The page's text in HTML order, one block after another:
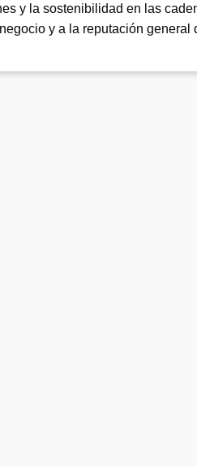
y la sostenibilidad en las
y a la reputación general